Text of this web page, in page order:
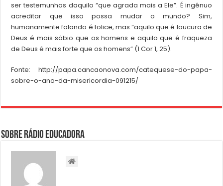
ser testemunhas daquilo “que agrada mais a Ele”. É ingênuo
acreditar que isso possa mudar o mundo? Sim,
humanamente falando é tolice, mas “aquilo que é loucura de
Deus é mais sábio que os homens e aquilo que é fraqueza
de Deus é mais forte que os homens” (1 Cor 1, 25).
Fonte: http://papa.cancaonova.com/catequese-do-papa-
sobre-o-ano-da-misericordia-091215/
Sobre Rádio Educadora